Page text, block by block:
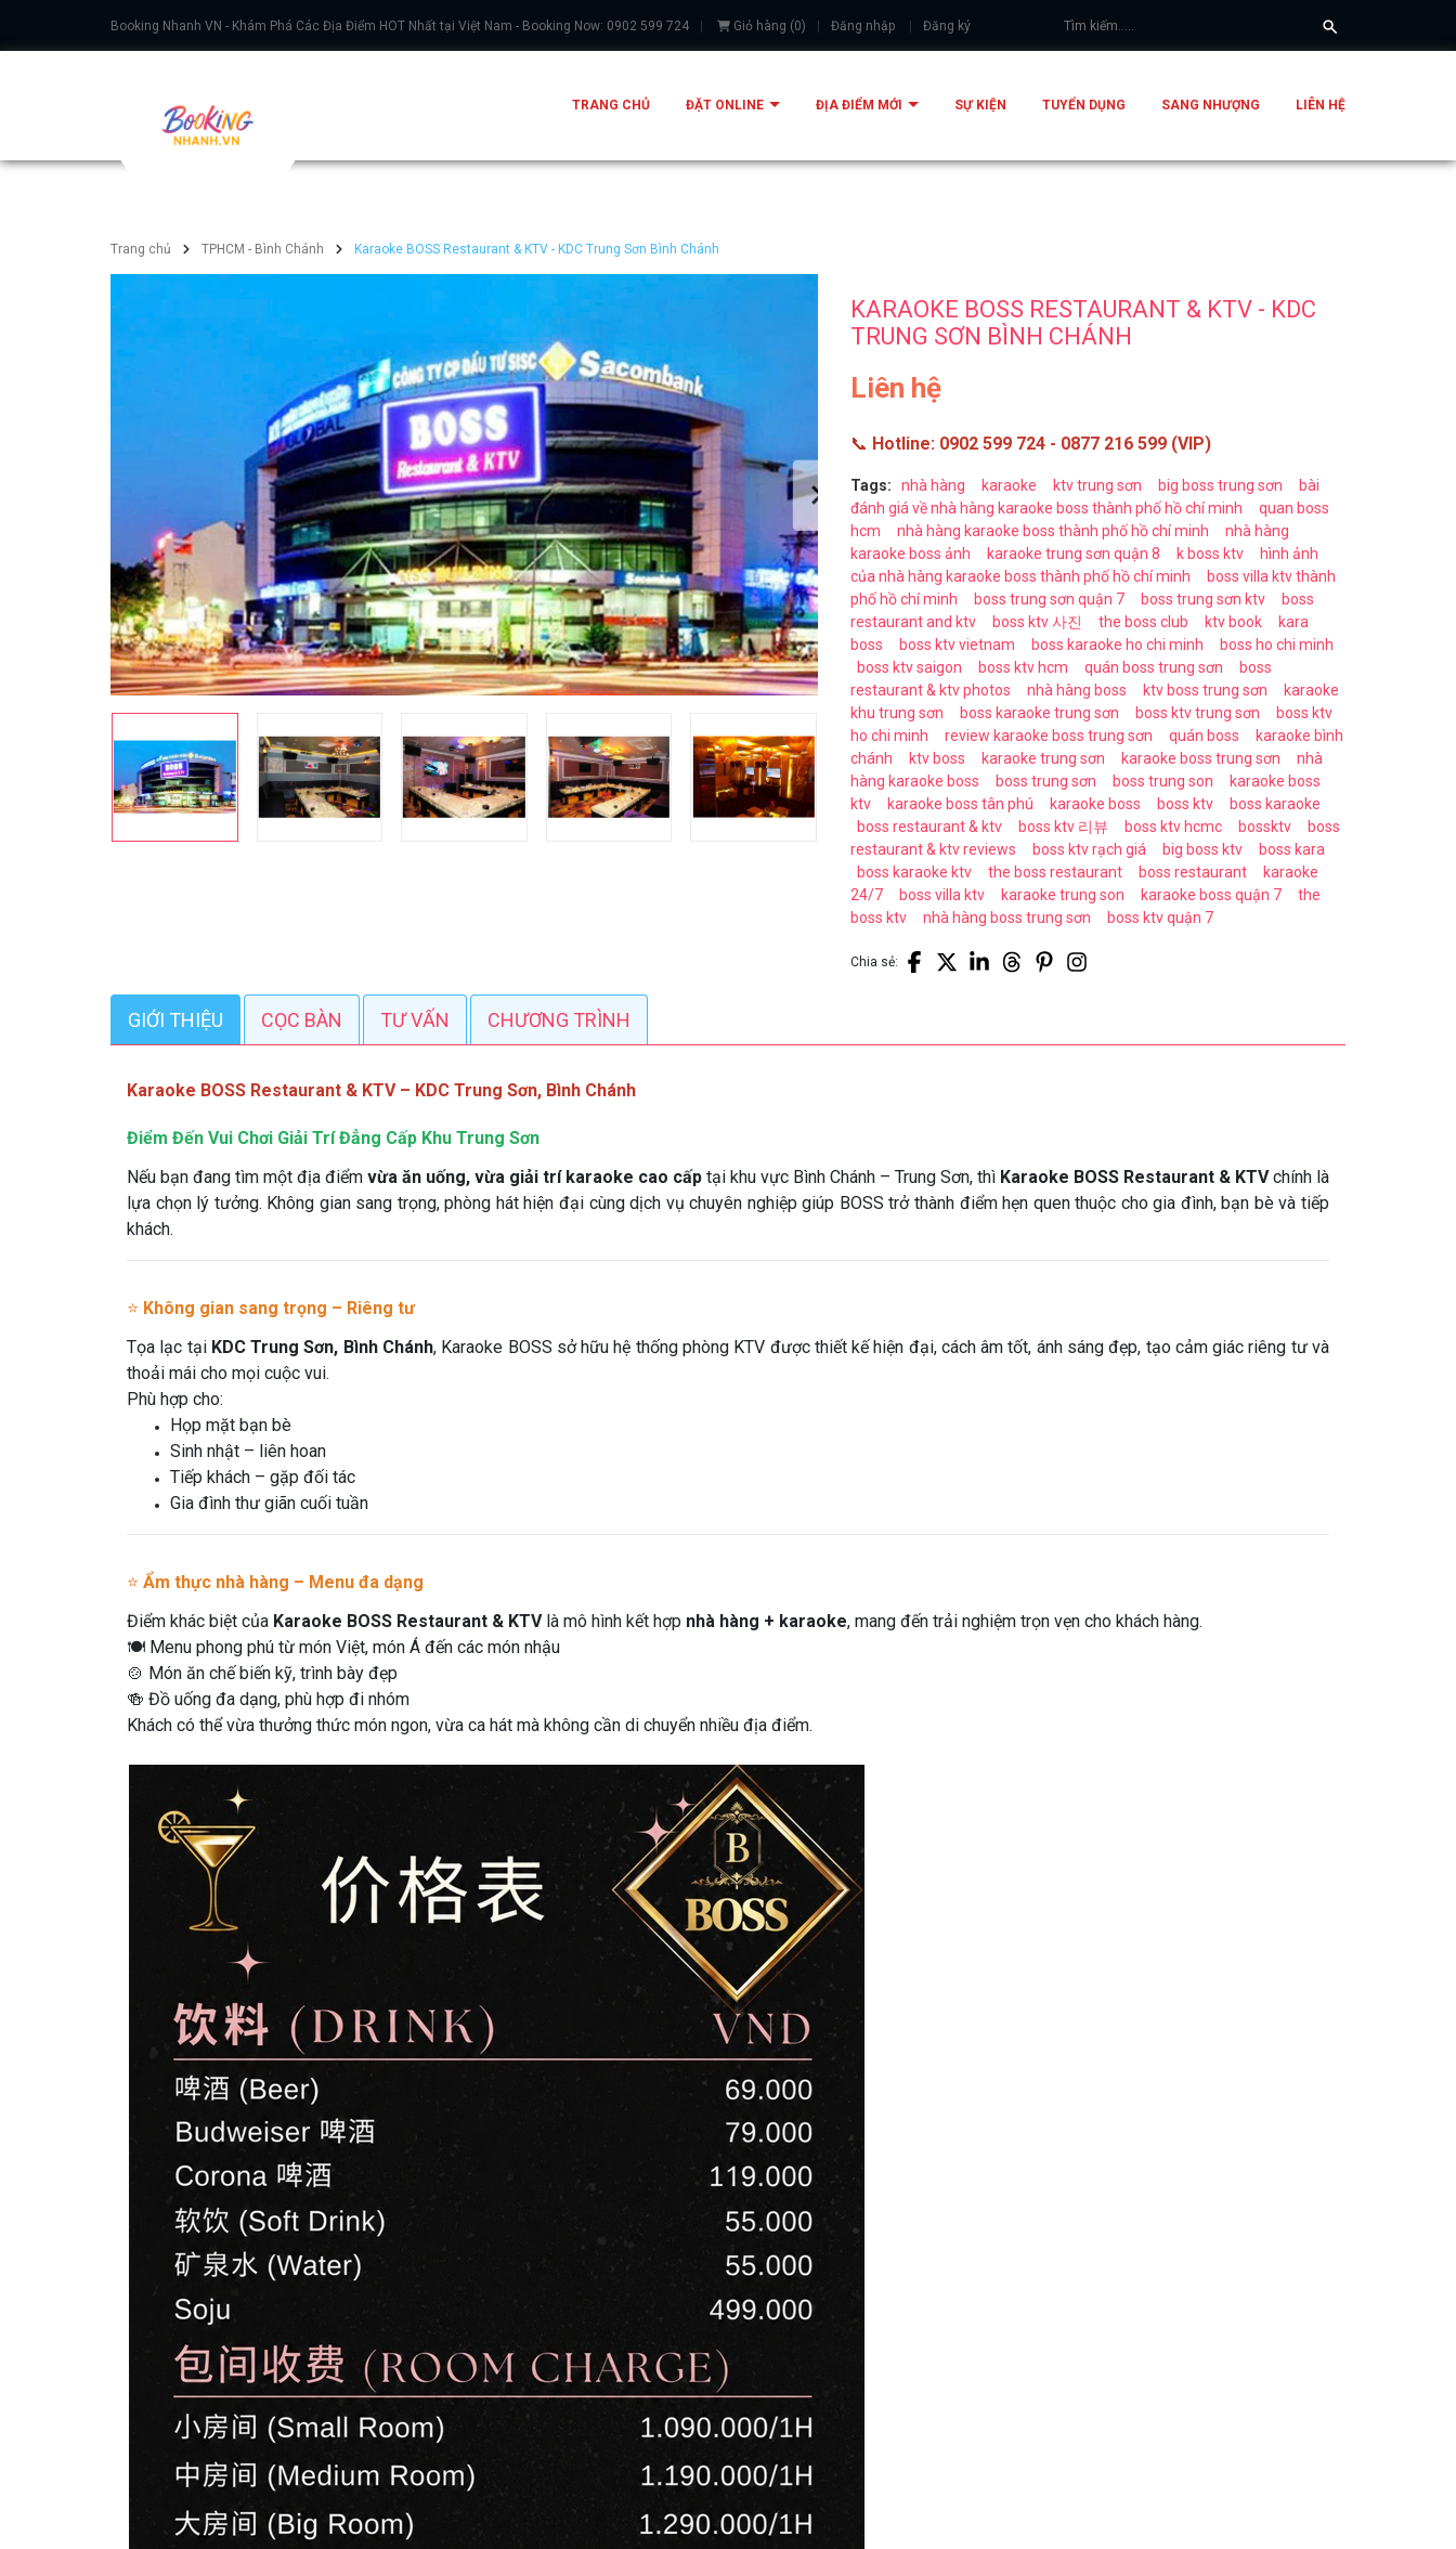
Booking Nhanh VN - Khám Phá Các Địa Điểm HOT Nhất tại Việt Nam - Booking Now: 0902 599 724 Giỏ hàng (0) Đăng nhập Đăng ký
TRANG CHỦ ĐẶT ONLINE ĐỊA ĐIỂM MỚI SỰ KIỆN TUYỂN DỤNG SANG NHƯỢNG LIÊN HỆ
Trang chủ TPHCM - Bình Chánh Karaoke BOSS Restaurant & KTV - KDC Trung Sơn Bình Chánh
KARAOKE BOSS RESTAURANT & KTV - KDC
TRUNG SƠN BÌNH CHÁNH
Liên hệ
📞 Hotline: 0902 599 724 - 0877 216 599 (VIP)
Tags: nhà hàng karaoke ktv trung sơn big boss trung sơn
bài
đánh giá về nhà hàng karaoke boss thành phố hồ chí minh
quan boss
hcm
nhà hàng karaoke boss thành phố hồ chí minh
nhà hàng
karaoke boss ảnh
karaoke trung sơn quận 8 k boss ktv
hình ảnh
của nhà hàng karaoke boss thành phố hồ chí minh
boss villa ktv thành
phố hồ chí minh
boss trung sơn quận 7 boss trung sơn ktv
boss
restaurant and ktv
boss ktv 사진 the boss club ktv book
kara
boss
boss ktv vietnam boss karaoke ho chi minh
boss ho chi minh
boss ktv saigon
boss ktv hcm quán boss trung sơn
boss
restaurant & ktv photos
nhà hàng boss ktv boss trung sơn
karaoke
khu trung sơn
boss karaoke trung sơn boss ktv trung sơn
boss ktv
ho chi minh
review karaoke boss trung sơn quán boss
karaoke bình
chánh
ktv boss karaoke trung sơn karaoke boss trung sơn
nhà
hàng karaoke boss
boss trung sơn boss trung son
karaoke boss
ktv
karaoke boss tân phú karaoke boss boss ktv
boss karaoke
boss restaurant & ktv
boss ktv 리뷰 boss ktv hcmc bossktv
boss
restaurant & ktv reviews
boss ktv rạch giá big boss ktv
boss kara
boss karaoke ktv
the boss restaurant boss restaurant
karaoke
24/7
boss villa ktv karaoke trung son karaoke boss quận 7
the
boss ktv
nhà hàng boss trung sơn boss ktv quận 7
Chia sẻ:
GIỚI THIỆU CỌC BÀN TƯ VẤN CHƯƠNG TRÌNH
Karaoke BOSS Restaurant & KTV – KDC Trung Sơn, Bình Chánh
Điểm Đến Vui Chơi Giải Trí Đẳng Cấp Khu Trung Sơn
Nếu bạn đang tìm một địa điểm vừa ăn uống, vừa giải trí karaoke cao cấp tại khu vực Bình Chánh – Trung Sơn, thì Karaoke BOSS Restaurant & KTVchính là
lựa chọn lý tưởng. Không gian sang trọng, phòng hát hiện đại cùng dịch vụ chuyên nghiệp giúp BOSS trở thành điểm hẹn quen thuộc cho gia đình, bạn bè và tiếp
khách.
⭐ Không gian sang trọng – Riêng tư
Tọa lạc tại KDC Trung Sơn, Bình Chánh, Karaoke BOSS sở hữu hệ thống phòng KTV được thiết kế hiện đại, cách âm tốt, ánh sáng đẹp, tạo cảm giác riêng tư và
thoải mái cho mọi cuộc vui.
Phù hợp cho:
Họp mặt bạn bè
Sinh nhật – liên hoan
Tiếp khách – gặp đối tác
Gia đình thư giãn cuối tuần
⭐ Ẩm thực nhà hàng – Menu đa dạng
Điểm khác biệt của Karaoke BOSS Restaurant & KTVlà mô hình kết hợp nhà hàng + karaoke, mang đến trải nghiệm trọn vẹn cho khách hàng.
🍽 Menu phong phú từ món Việt, món Á đến các món nhậu
🍲 Món ăn chế biến kỹ, trình bày đẹp
🍻 Đồ uống đa dạng, phù hợp đi nhóm
Khách có thể vừa thưởng thức món ngon, vừa ca hát mà không cần di chuyển nhiều địa điểm.